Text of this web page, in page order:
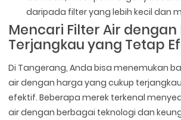
daripada filter yang lebih kecil dan
Mencari Filter Air dengan
Terjangkau yang Tetap
Di Tangerang, Anda bisa menemukan
air dengan harga yang cukup
efektif. Beberapa merek terkenal
air dengan berbagai teknologi dan